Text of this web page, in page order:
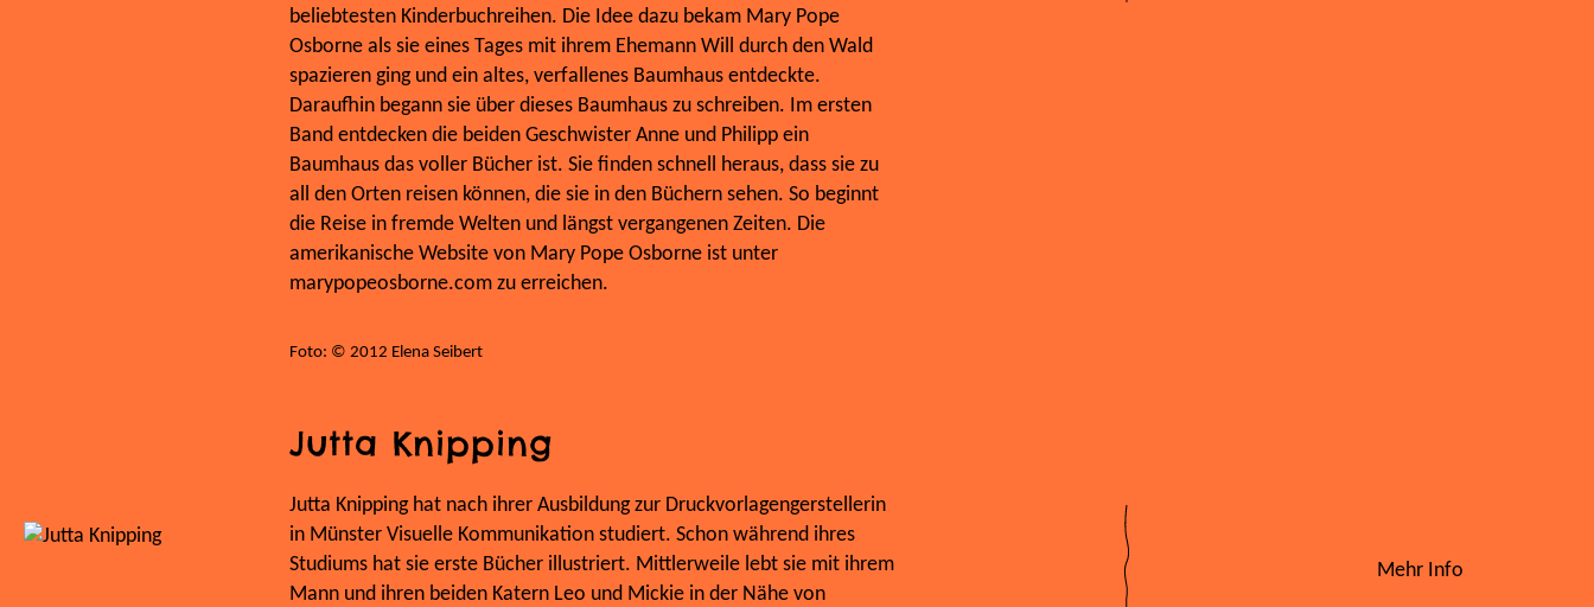
beliebtesten Kinderbuchreihen. Die Idee dazu bekam Mary Pope
Osborne als sie eines Tages mit ihrem Ehemann Will durch den Wald
spazieren ging und ein altes, verfallenes Baumhaus entdeckte.
Daraufhin begann sie über dieses Baumhaus zu schreiben. Im ersten
Band entdecken die beiden Geschwister Anne und Philipp ein
Baumhaus das voller Bücher ist. Sie finden schnell heraus, dass sie zu
all den Orten reisen können, die sie in den Büchern sehen. So beginnt
die Reise in fremde Welten und längst vergangenen Zeiten. Die
amerikanische Website von Mary Pope Osborne ist unter
marypopeosborne.com zu erreichen.
Foto: © 2012 Elena Seibert
Jutta Knipping
Jutta Knipping hat nach ihrer Ausbildung zur Druckvorlagengerstellerin
in Münster Visuelle Kommunikation studiert. Schon während ihres
Studiums hat sie erste Bücher illustriert. Mittlerweile lebt sie mit ihrem
Mann und ihren beiden Katern Leo und Mickie in der Nähe von
Mehr Info